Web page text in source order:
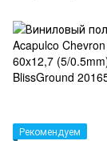
Рекомендуем